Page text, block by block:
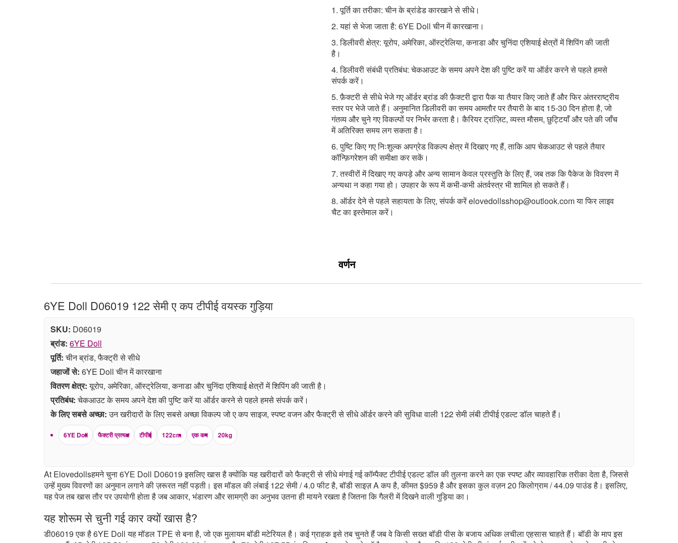
1. पूर्ति का तरीका: चीन के ब्रांडेड कारखाने से सीधे।
2. यहां से भेजा जाता है: 6YE Doll चीन में कारखाना।
3. डिलीवरी क्षेत्र: यूरोप, अमेरिका, ऑस्ट्रेलिया, कनाडा और चुनिंदा एशियाई क्षेत्रों में शिपिंग की जाती
है।
4. डिलीवरी संबंधी प्रतिबंध: चेकआउट के समय अपने देश की पुष्टि करें या ऑर्डर करने से पहले हमसे
संपर्क करें।
5. फ़ैक्टरी से सीधे भेजे गए ऑर्डर ब्रांड की फ़ैक्टरी द्वारा पैक या तैयार किए जाते हैं और फिर अंतरराष्ट्रीय
स्तर पर भेजे जाते हैं। अनुमानित डिलीवरी का समय आमतौर पर तैयारी के बाद 15-30 दिन होता है, जो
गंतव्य और चुने गए विकल्पों पर निर्भर करता है। कैरियर ट्रांज़िट, व्यस्त मौसम, छुट्टियाँ और पते की जाँच
में अतिरिक्त समय लग सकता है।
6. पुष्टि किए गए निःशुल्क अपग्रेड विकल्प क्षेत्र में दिखाए गए हैं, ताकि आप चेकआउट से पहले तैयार
कॉन्फ़िगरेशन की समीक्षा कर सकें।
7. तस्वीरों में दिखाए गए कपड़े और अन्य सामान केवल प्रस्तुति के लिए हैं, जब तक कि पैकेज के विवरण में
अन्यथा न कहा गया हो। उपहार के रूप में कभी-कभी अंतर्वस्त्र भी शामिल हो सकते हैं।
8. ऑर्डर देने से पहले सहायता के लिए, संपर्क करेंelovedollsshop@outlook.comया फिर लाइव
चैट का इस्तेमाल करें।
वर्णन
6YE Doll D06019 122 सेमी ए कप टीपीई वयस्क गुड़िया
SKU: D06019
ब्रांड: 6YE Doll
पूर्ति:चीन ब्रांड, फैक्ट्री से सीधे
जहाजों से: 6YE Doll चीन में कारखाना
वितरण क्षेत्र:यूरोप, अमेरिका, ऑस्ट्रेलिया, कनाडा और चुनिंदा एशियाई क्षेत्रों में शिपिंग की जाती है।
प्रतिबंध:चेकआउट के समय अपने देश की पुष्टि करें या ऑर्डर करने से पहले हमसे संपर्क करें।
के लिए सबसे अच्छा:उन खरीदारों के लिए सबसे अच्छा विकल्प जो ए कप साइज, स्पष्ट वजन और फैक्ट्री से सीधे ऑर्डर करने की सुविधा वाली 122 सेमी लंबी टीपीई एडल्ट डॉल चाहते हैं।
6YE Doll फैक्टरी प्रत्यक्ष टीपीई 122cm एक कप 20kg
At Elovedollsहमने चुना 6YE Doll D06019 इसलिए खास है क्योंकि यह खरीदारों को फैक्ट्री से सीधे मंगाई गई कॉम्पैक्ट टीपीई एडल्ट डॉल की तुलना करने का एक स्पष्ट और व्यावहारिक तरीका देता है, जिससे
उन्हें मुख्य विवरणों का अनुमान लगाने की ज़रूरत नहीं पड़ती। इस मॉडल की लंबाई 122 सेमी / 4.0 फीट है, बॉडी साइज़ A कप है, कीमत $959 है और इसका कुल वज़न 20 किलोग्राम / 44.09 पाउंड है। इसलिए,
यह पेज तब खास तौर पर उपयोगी होता है जब आकार, भंडारण और सामग्री का अनुभव उतना ही मायने रखता है जितना कि गैलरी में दिखने वाली गुड़िया का।
यह शोरूम से चुनी गई कार क्यों खास है?
डी06019 एक है 6YE Doll यह मॉडल TPE से बना है, जो एक मुलायम बॉडी मटेरियल है। कई ग्राहक इसे तब चुनते हैं जब वे किसी सख्त बॉडी पीस के बजाय अधिक लचीला एहसास चाहते हैं। बॉडी के माप इस